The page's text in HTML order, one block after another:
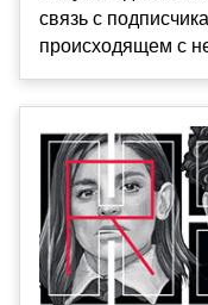
связь с
происходящем с